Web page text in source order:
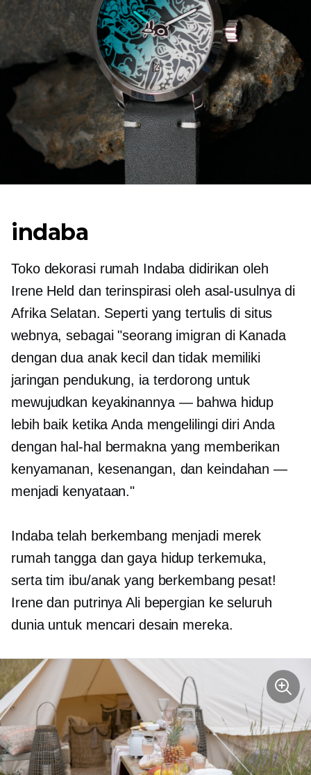
indaba
Toko dekorasi rumah Indaba didirikan oleh
Irene Held dan terinspirasi oleh asal-usulnya di
Afrika Selatan. Seperti yang tertulis di situs
webnya, sebagai "seorang imigran di Kanada
dengan dua anak kecil dan tidak memiliki
jaringan pendukung, ia terdorong untuk
mewujudkan keyakinannya — bahwa hidup
lebih baik ketika Anda mengelilingi diri Anda
dengan hal-hal bermakna yang memberikan
kenyamanan, kesenangan, dan keindahan —
menjadi kenyataan."
Indaba telah berkembang menjadi merek
rumah tangga dan gaya hidup terkemuka,
serta tim ibu/anak yang berkembang pesat!
Irene dan putrinya Ali bepergian ke seluruh
dunia untuk mencari desain mereka.